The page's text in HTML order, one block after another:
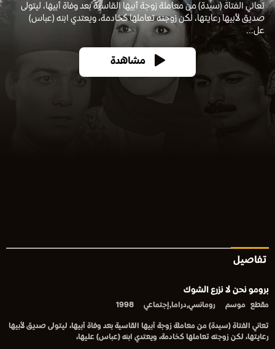
تعاني الفتاة (سيدة) من معاملة زوجة أبيها القاسية بعد وفاة أبيها، ليتولى
صديق لأبيها رعايتها، لكن زوجته تعاملها كخادمة، ويعتدي ابنه (عباس)
عل...
مشاهدة
تفاصيل
برومو نحن لا نزرع الشوك
مقطع موسم رومانسي,دراما,إجتماعي 1998
تعاني الفتاة (سيدة) من معاملة زوجة أبيها القاسية بعد وفاة أبيها، ليتولى صديق لأبيها
رعايتها، لكن زوجته تعاملها كخادمة، ويعتدي ابنه (عباس) عليها،